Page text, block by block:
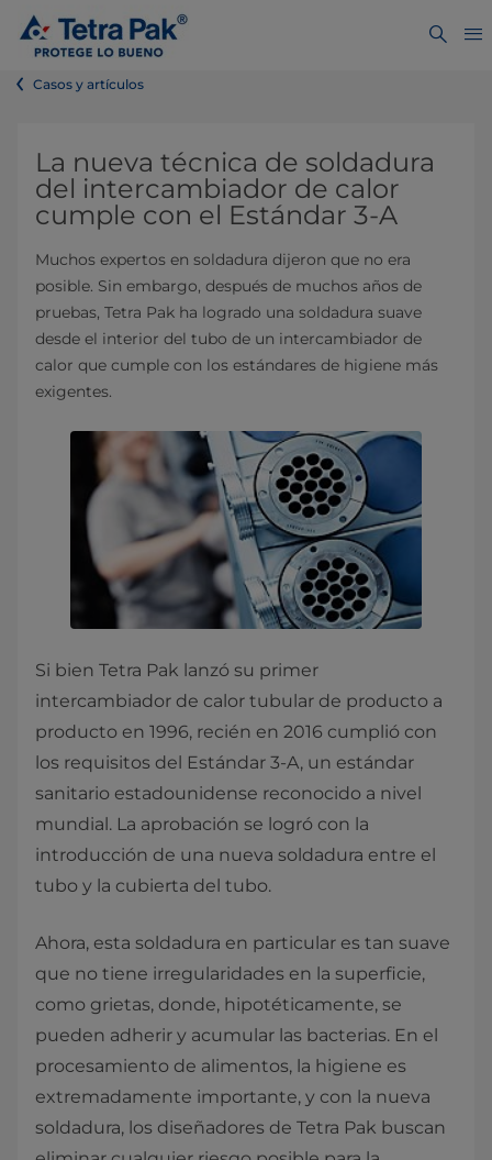
Casos y artículos
La nueva técnica de soldadura
del intercambiador de calor
cumple con el Estándar 3-A
Muchos expertos en soldadura dijeron que no era
posible. Sin embargo, después de muchos años de
pruebas, Tetra Pak ha logrado una soldadura suave
desde el interior del tubo de un intercambiador de
calor que cumple con los estándares de higiene más
exigentes.
Si bien Tetra Pak lanzó su primer
intercambiador de calor tubular de producto a
producto en 1996, recién en 2016 cumplió con
los requisitos del Estándar 3-A, un estándar
sanitario estadounidense reconocido a nivel
mundial. La aprobación se logró con la
introducción de una nueva soldadura entre el
tubo y la cubierta del tubo.
Ahora, esta soldadura en particular es tan suave
que no tiene irregularidades en la superficie,
como grietas, donde, hipotéticamente, se
pueden adherir y acumular las bacterias. En el
procesamiento de alimentos, la higiene es
extremadamente importante, y con la nueva
soldadura, los diseñadores de Tetra Pak buscan